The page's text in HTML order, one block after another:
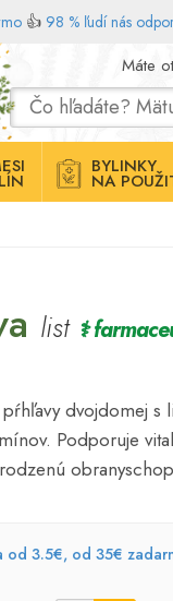
👍 98 % ľudí nás
Máte
BYLINKY
NA
list ⚕
pŕhľavy dvojdomej
Podporuje
od 3.5€, od 35€